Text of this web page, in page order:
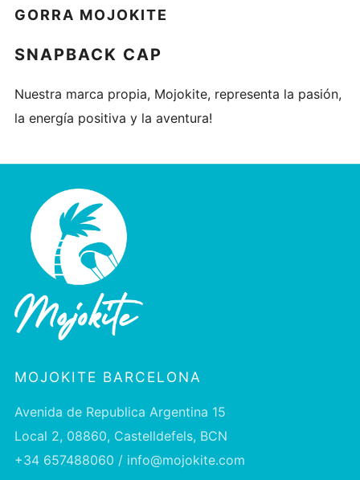
GORRA MOJOKITE
SNAPBACK CAP
Nuestra marca propia, Mojokite, representa la pasión,
la energía positiva y la aventura!
MOJOKITE BARCELONA
Avenida de Republica Argentina 15
Local 2, 08860, Castelldefels, BCN
+34 657488060 / info@mojokite.com